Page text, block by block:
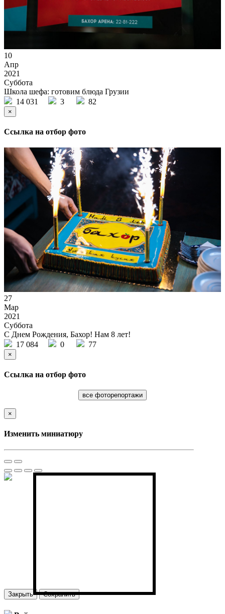
10
Апр
2021
Суббота
Школа шефа: готовим блюда Грузии
14 031
3 82
×
Ссылка на отбор фото
27
Мар
2021
Суббота
С Днем Рождения, Бахор! Нам 8 лет!
17 084
0 77
×
Ссылка на отбор фото
все фоторепортажи
×
Изменить миниатюру
Закрыть Сохранить